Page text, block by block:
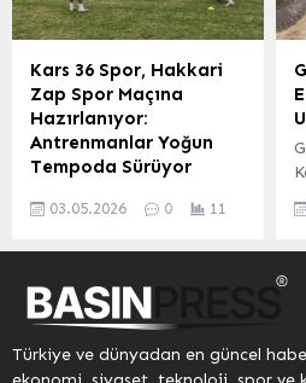
giymek ve becerilerini
sergilemek üzere sahada
ter döktü. Seçmeleri
izlemeye gelen aileler de
çocuklarının heyecanına
ortak oldu. Alt Yapı
Sorumlusu Mahmut Evren
ve teknik ekip, seçmelere
katılan futbolcuları
performanslarını
Kars 36 Spor, Hakkari
Zap Spor Maçına
Hazırlanıyor:
Antrenmanlar Yoğun
Tempoda Sürüyor
Hakkari Zap Spor maçı
Şehir Stadyumu’nda
yaptığı antrenmanla maç
verdi. Teknik heyetin
03.05.2026 0 11
Türkiye ve dünyadan en güncel